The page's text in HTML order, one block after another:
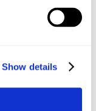
Show details